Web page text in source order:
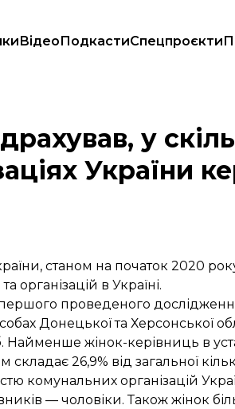
ВідеоПодкастиСпецпроєкти
України керують жінки
у
України
станом на початок 2020
організацій в Україні.
проведеного
Донецької та Херсонської
Найменше жінок-керівниць в
26,9% від загальної
комунальних організацій
— чоловіки. Також жінок